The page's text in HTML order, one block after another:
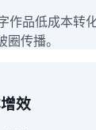
作品低成本转
圈传播。
效